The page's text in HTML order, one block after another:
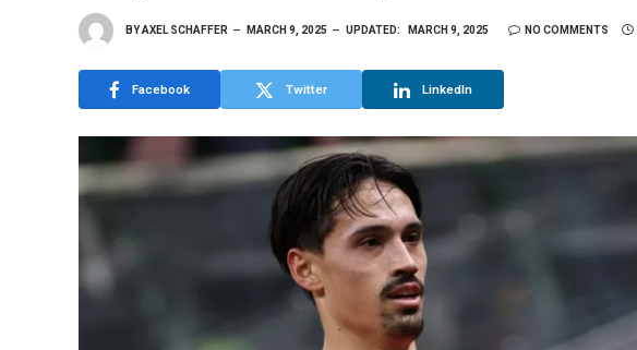
BYAXEL SCHAFFER MARCH 9, 2025 UPDATED: MARCH 9, 2025 NO COMMENTS
Facebook Twitter LinkedIn